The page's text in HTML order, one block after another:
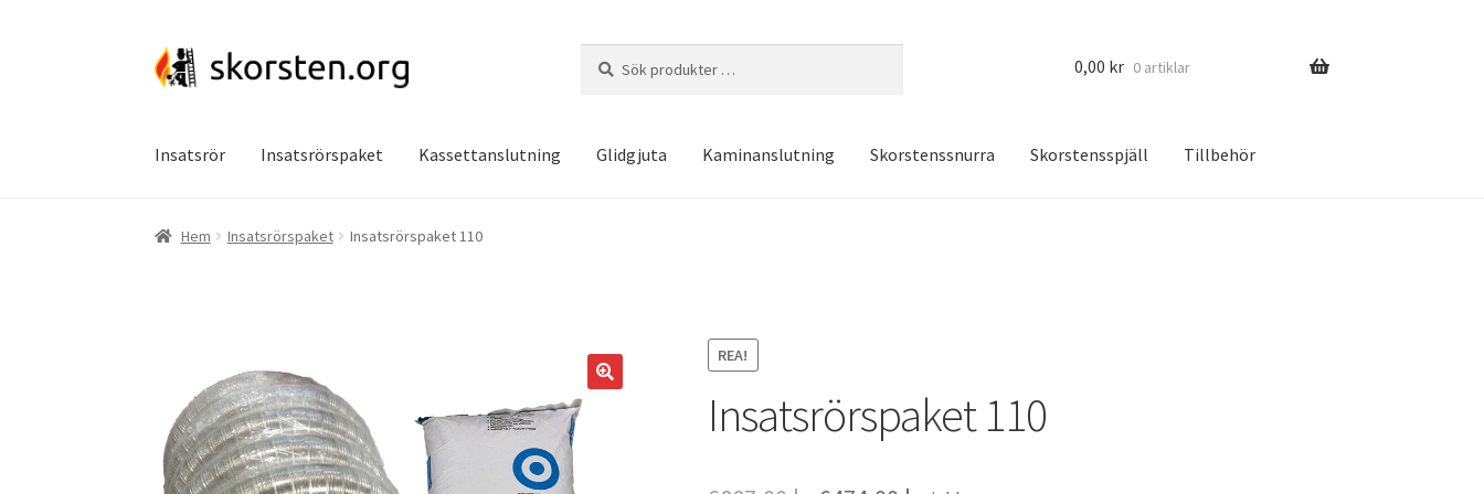
Hoppa
till
Hoppa
till
efter:
Insatsrör Insatsrörspaket Kassettanslutning Glidgjuta Kaminanslutning Skorstenssnurra Skorstensspjäll Tillbehör
0,00 kr 0 artiklar
Hem Insatsrörspaket Insatsrörspaket 110
REA!
Insatsrörspaket 110